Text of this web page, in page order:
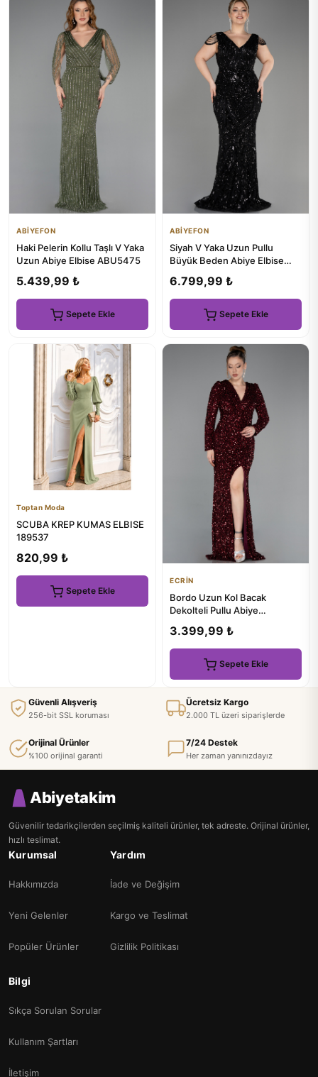
ABİYEFON
Haki Pelerin Kollu Taşlı V Yaka
Uzun Abiye Elbise ABU5475
5.439,99 ₺
Sepete Ekle
ABİYEFON
Siyah V Yaka Uzun Pullu
Büyük Beden Abiye Elbise
6.799,99 ₺
Sepete Ekle
Toptan Moda
SCUBA KREP KUMAS ELBISE
189537
820,99 ₺
Sepete Ekle
ECRİN
Bordo Uzun Kol Bacak
Dekolteli Pullu Abiye
3.399,99 ₺
Sepete Ekle
Güvenli Alışveriş
256-bit SSL koruması
Ücretsiz Kargo
2.000 TL üzeri siparişlerde
Orijinal Ürünler
%100 orijinal garanti
7/24 Destek
Her zaman yanınızdayız
Abiyetakim
Güvenilir tedarikçilerden seçilmiş kaliteli ürünler, tek adreste. Orijinal ürünler,
hızlı teslimat.
Kurumsal
Hakkımızda
Yeni Gelenler
Popüler Ürünler
Yardım
İade ve Değişim
Kargo ve Teslimat
Gizlilik Politikası
Bilgi
Sıkça Sorulan Sorular
Kullanım Şartları
İletişim